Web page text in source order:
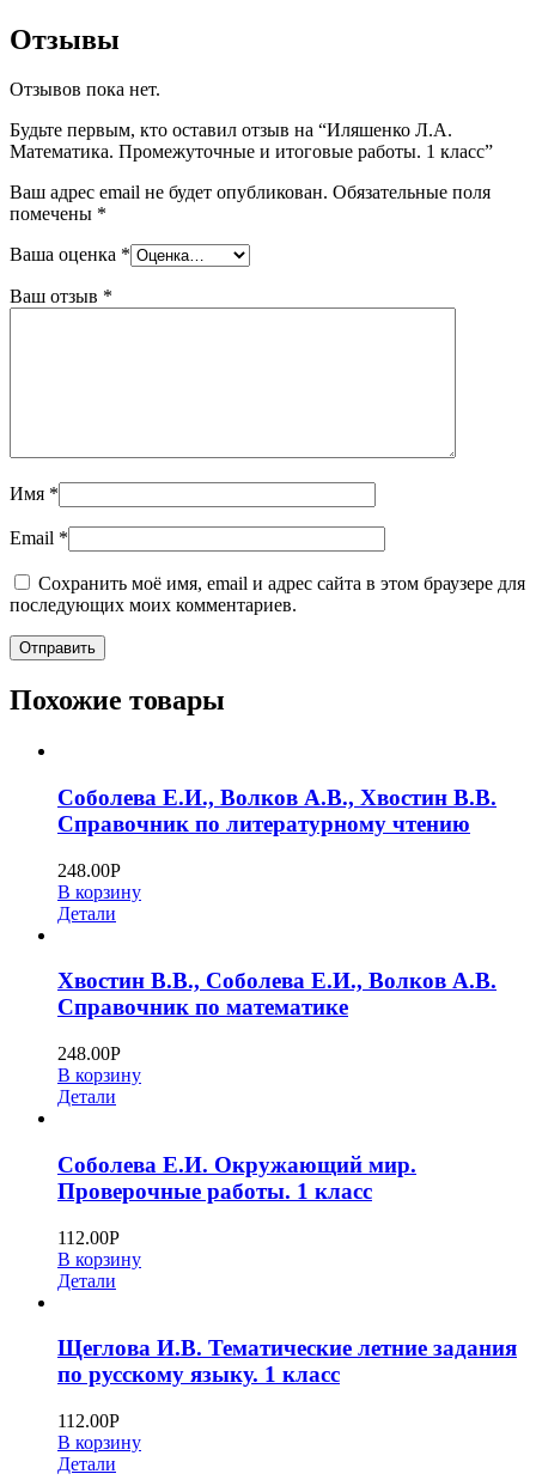
Отзывы
Отзывов пока нет.
Будьте первым, кто оставил отзыв на “Иляшенко Л.А.
Математика. Промежуточные и итоговые работы. 1 класс”
Ваш адрес email не будет опубликован. Обязательные поля
помечены *
Ваша оценка *
Ваш отзыв *
Имя *
Email *
Сохранить моё имя, email и адрес сайта в этом браузере для
последующих моих комментариев.
Похожие товары
Соболева Е.И., Волков А.В., Хвостин В.В.
Справочник по литературному чтению
248.00Р
В корзину
Детали
Хвостин В.В., Соболева Е.И., Волков А.В.
Справочник по математике
248.00Р
В корзину
Детали
Соболева Е.И. Окружающий мир.
Проверочные работы. 1 класс
112.00Р
В корзину
Детали
Щеглова И.В. Тематические летние задания
по русскому языку. 1 класс
112.00Р
В корзину
Детали